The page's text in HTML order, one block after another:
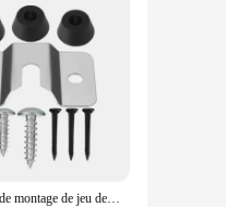
Kit d'invite de montage de jeu de fléchettes, crochet mural, accessoires de jeu de fléchettes, face, vis